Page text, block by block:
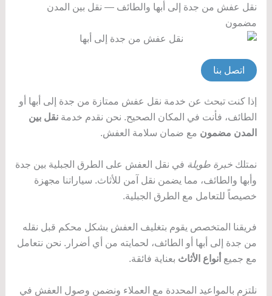
نقل عفش من جدة إلى أبها والطائف — نقل بين المدن
مضمون
اتصل بنا
إذا كنت تبحث عن خدمة نقل عفش ممتازة من جدة إلى أبها أو
الطائف، فأنت في المكان الصحيح. نحن نقدم خدمة نقل بين
المدن مضمون مع ضمان سلامة العفش.
نمتلك خبرة طويلة في نقل العفش على الطرق الجبلية بين جدة
وأبها والطائف، مما يضمن نقل آمن للأثاث. سياراتنا مجهزة
خصيصاً للتعامل مع الطرق الجبلية.
فريقنا المتخصص يقوم بتغليف العفش بشكل محكم قبل نقله
من جدة إلى أبها أو الطائف، لحمايته من أي أضرار. نحن نتعامل
مع جميع أنواع الأثاث بعناية فائقة.
نلتزم بالمواعيد المحددة مع العملاء ونضمن وصول العفش في